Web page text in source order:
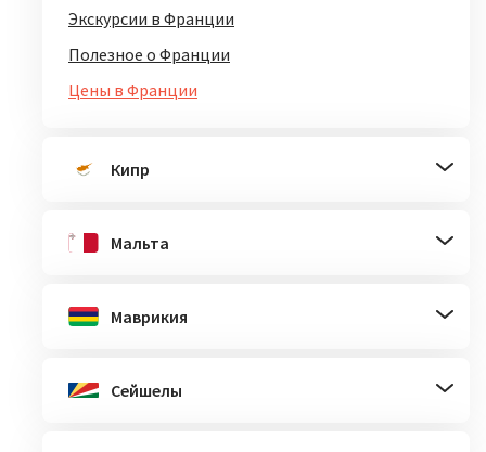
Экскурсии в Франции
Полезное о Франции
Цены в Франции
Кипр
Мальта
Маврикия
Сейшелы